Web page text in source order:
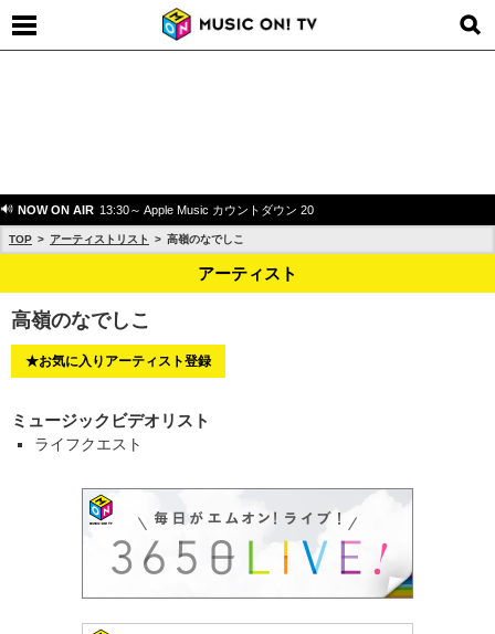
NOW ON AIR 13:30～ Apple Music カウントダウン 20
TOP アーティストリスト 高嶺のなでしこ
アーティスト
高嶺のなでしこ
★お気に入りアーティスト登録
ミュージックビデオリスト
ライフクエスト